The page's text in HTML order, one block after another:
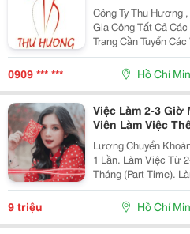
Công Ty Thu Hương
Gia Công Tất Cả
Trang Cần Tuyển Các Vị Trí Sau: 1.
3. Thợ May 4. Thợ Ra Rập 5. Nhân Viên Theo Dõi Đơn
Hàng - Nam, Nữ -
0909 *** *** Hồ Chí
Việc Làm 2-3 Giờ
Viên Làm Việc
9Tr/Tháng
Lương Chuyển
1 Lần. Làm Việc Từ 2-3H / Ngày Lương 3 - 6 Triệu /
Tháng (Part Time). Làm Việc Từ 5-8H / Ngày Lương Từ
6 -10 Triệu / Tháng (Full Time). Tự Do
Việc, Làm Việc Ngắt
9 triệu Hồ Chí